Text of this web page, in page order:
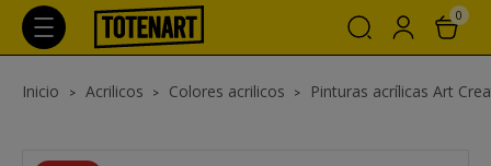
0
Inicio Acrilicos Colores acrilicos Pinturas acrílicas Art